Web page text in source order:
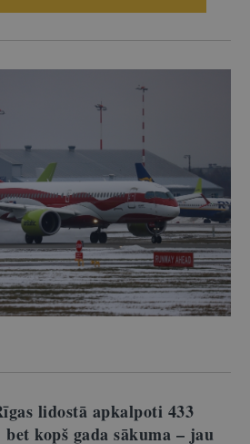
lidostā apkalpoti 433
kopš gada sākuma – jau